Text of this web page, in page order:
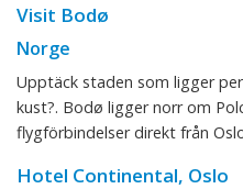
Visit Bodø
Norge
Upptäck staden som ligger
kust?. Bodø ligger norr om
flygförbindelser direkt från
Hotel Continental, Oslo